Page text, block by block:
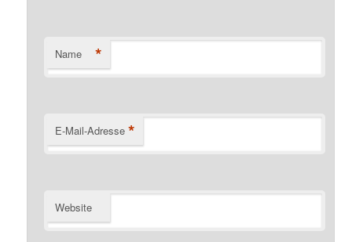
Name *
E-Mail-Adresse *
Website